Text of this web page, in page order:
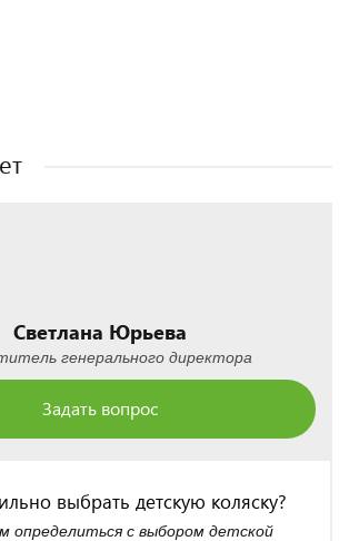
Светлана Юрьева
генерального директора
Задать вопрос
выбрать детскую коляску?
определиться с выбором детской